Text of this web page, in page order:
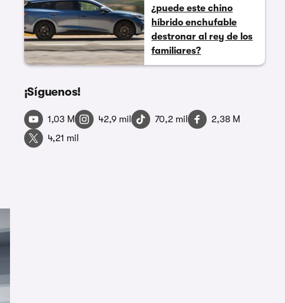
¿puede este chino
híbrido enchufable
destronar al rey de los
familiares?
¡Síguenos!
1,03 M 42,9 mil 70,2 mil
2,38 M
4,21 mil